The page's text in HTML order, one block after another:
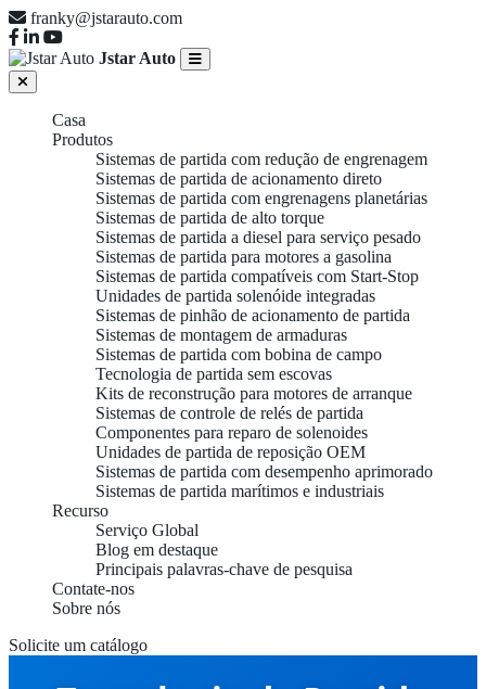
franky@jstarauto.com
Jstar Auto
Casa
Produtos
Sistemas de partida com redução de engrenagem
Sistemas de partida de acionamento direto
Sistemas de partida com engrenagens planetárias
Sistemas de partida de alto torque
Sistemas de partida a diesel para serviço pesado
Sistemas de partida para motores a gasolina
Sistemas de partida compatíveis com Start-Stop
Unidades de partida solenóide integradas
Sistemas de pinhão de acionamento de partida
Sistemas de montagem de armaduras
Sistemas de partida com bobina de campo
Tecnologia de partida sem escovas
Kits de reconstrução para motores de arranque
Sistemas de controle de relés de partida
Componentes para reparo de solenoides
Unidades de partida de reposição OEM
Sistemas de partida com desempenho aprimorado
Sistemas de partida marítimos e industriais
Recurso
Serviço Global
Blog em destaque
Principais palavras-chave de pesquisa
Contate-nos
Sobre nós
Solicite um catálogo